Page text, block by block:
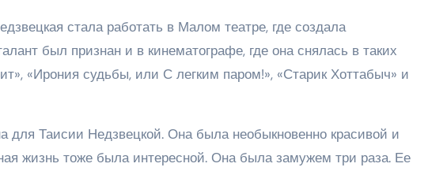
стала работать в Малом театре, где создала
был признан и в кинематографе, где она снялась в таких
«Ирония судьбы, или С легким паром!», «Старик Хоттабыч» и
для Таисии Недзвецкой. Она была необыкновенно красивой и
жизнь тоже была интересной. Она была замужем три раза. Ее